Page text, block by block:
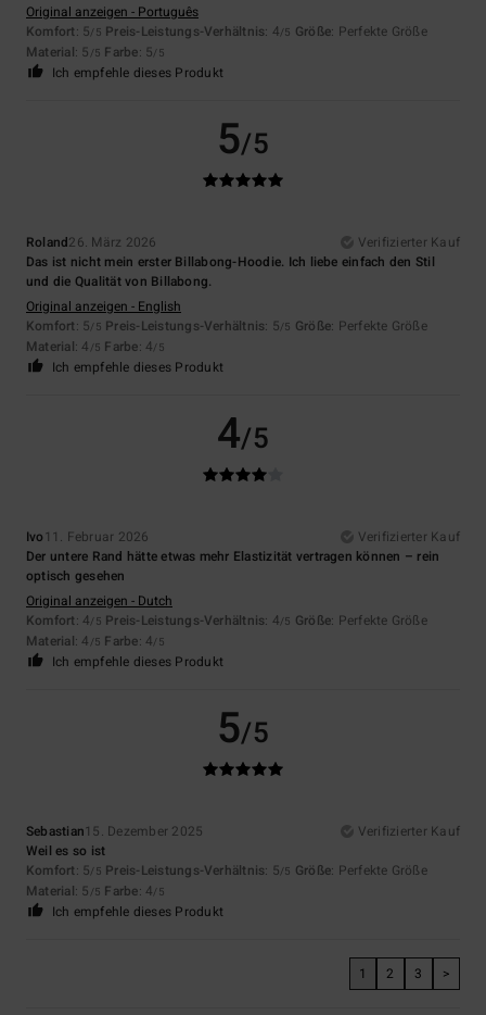
Original anzeigen - Português
Komfort: 5/5 Preis-Leistungs-Verhältnis: 4/5 Größe: Perfekte Größe
Material: 5 /5 Farbe: 5/5
Ich empfehle dieses Produkt
5/5
Roland26. März 2026
Verifizierter Kauf
Das ist nicht mein erster Billabong-Hoodie. Ich liebe einfach den Stil
und die Qualität von Billabong.
Original anzeigen - English
Komfort: 5/5 Preis-Leistungs-Verhältnis: 5/5 Größe: Perfekte Größe
Material: 4 /5 Farbe: 4/5
Ich empfehle dieses Produkt
4/5
Ivo 11. Februar 2026
Verifizierter Kauf
Der untere Rand hätte etwas mehr Elastizität vertragen können – rein
optisch gesehen
Original anzeigen - Dutch
Komfort: 4/5 Preis-Leistungs-Verhältnis: 4/5 Größe: Perfekte Größe
Material: 4 /5 Farbe: 4/5
Ich empfehle dieses Produkt
5/5
Sebastian15. Dezember 2025
Verifizierter Kauf
Weil es so ist
Komfort: 5/5 Preis-Leistungs-Verhältnis: 5/5 Größe: Perfekte Größe
Material: 5 /5 Farbe: 4/5
Ich empfehle dieses Produkt
1 2 3 >